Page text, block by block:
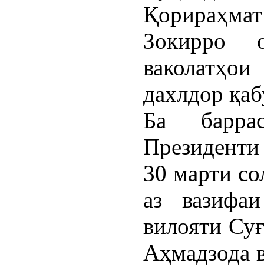
Зокирро
дахлдор
Ба
30 марти
аз
вилояти
Аҳмадзода